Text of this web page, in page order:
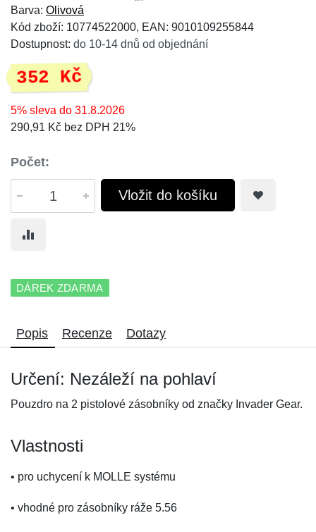
Barva: Olivová
Kód zboží: 10774522000, EAN: 9010109255844
Dostupnost: do 10-14 dnů od objednání
352 Kč
5% sleva do 31.8.2026
290,91 Kč bez DPH 21%
Počet:
Vložit do košíku
DÁREK ZDARMA
Popis Recenze Dotazy
Určení: Nezáleží na pohlaví
Pouzdro na 2 pistolové zásobníky od značky Invader Gear.
Vlastnosti
• pro uchycení k MOLLE systému
• vhodné pro zásobníky ráže 5.56